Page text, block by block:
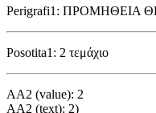
Perigrafi1: ΠΡΟΜΗΘΕΙΑ
Posotita1: 2 τεμάχιο
AA2 (value): 2
AA2 (text): 2)